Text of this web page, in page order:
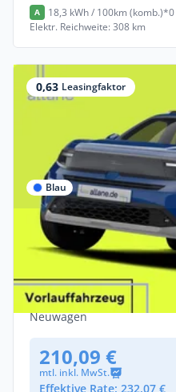
A 18,3 kWh / 100km (komb.)*
Elektr. Reichweite: 308 km
0,63 Leasingfaktor
Blau
Privat & Gewerbe
Opel Frontera
83kW Edition
Elektro •Automatik •
Neuwagen
210,09 €
mtl. inkl. MwSt.
Effektive Rate: 232,07 €